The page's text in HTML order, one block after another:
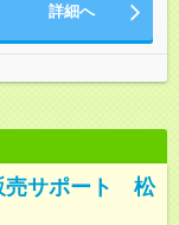
詳細へ
売サポート 松